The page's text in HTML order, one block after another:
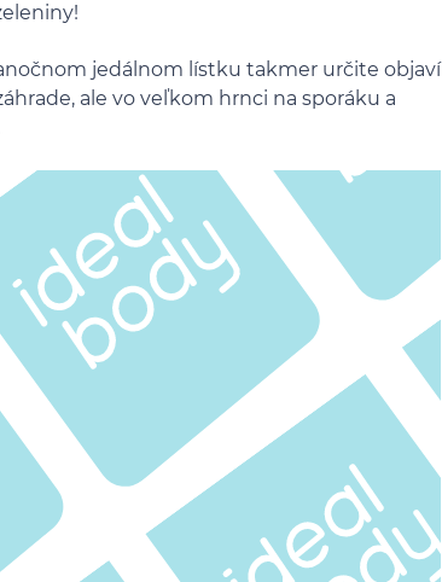
jedálnom lístku takmer určite objaví
ale vo veľkom hrnci na sporáku a